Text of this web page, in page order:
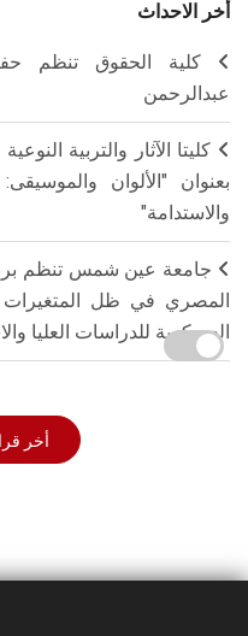
أخر الاحداث
كلية الحقوق تنظم
عبدالرحمن
كليتا الآثار والتربية
بعنوان "الألوان
والاستدامة"
جامعة عين شمس تنظم
المصري في ظل المتغيرات
العسكرية للدراسات العليا
أخر